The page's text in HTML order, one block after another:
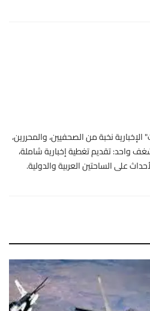
نخبة من الصحفيين، والمحررين،
واحد: تقديم تغطية إخبارية شاملة،
على الساحتين العربية والدولية.